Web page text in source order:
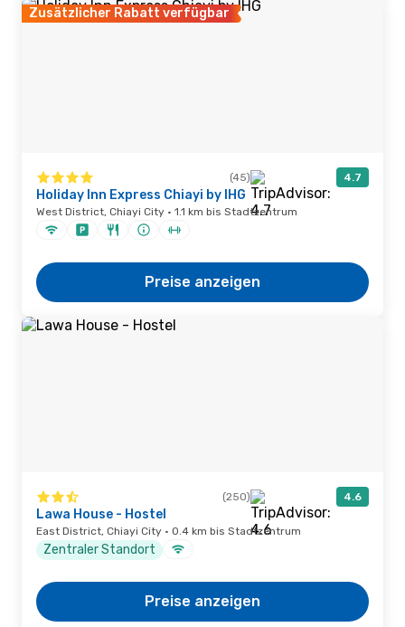
Zusätzlicher Rabatt verfügbar
(45) 4.7
Holiday Inn Express Chiayi by IHG
West District, Chiayi City · 1.1 km bis Stadtzentrum
Preise anzeigen
(250) 4.6
Lawa House - Hostel
East District, Chiayi City · 0.4 km bis Stadtzentrum
Zentraler Standort
Preise anzeigen